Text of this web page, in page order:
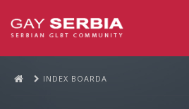
INDEX BOARDA